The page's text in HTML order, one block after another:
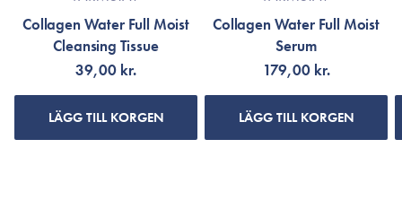
Collagen Water Full Moist
Cleansing Tissue
39,00 kr.
LÄGG TILL KORGEN
Collagen Water Full Moist
Serum
179,00 kr.
LÄGG TILL KORGEN